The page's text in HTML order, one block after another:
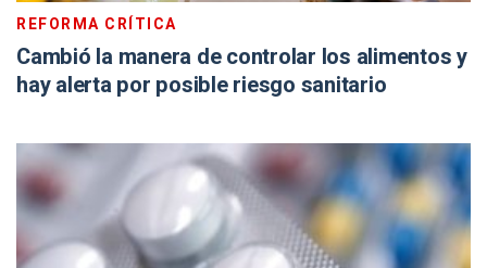
REFORMA CRÍTICA
Cambió la manera de controlar los alimentos y
hay alerta por posible riesgo sanitario